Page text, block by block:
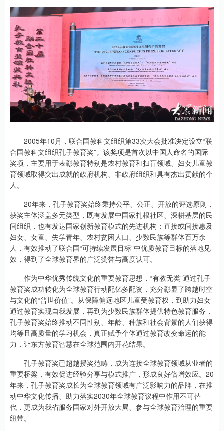
2005年10月，联合国教科文组织第33次大会批准决定设立“联
合国教科文组织孔子教育奖”。该奖项是首次以中国人命名的国际
奖项，主要用于表彰教育特别是农村教育和扫盲领域、妇女儿童教
育领域取得突出成就的政府机构、非政府组织和具有杰出贡献的个
人。
20年来，孔子教育奖始终秉持公平、公正、开放的评选原则，
获奖主体涵盖多元类型，既有发展中国家扎根社区、深耕基层的民
间组织，也有发达国家创新教育模式的先进机构；直接或间接惠及
妇女、女童、失学青年、农村贫困人口、少数民族等群体百万余
人，有效推动了联合国“可持续发展目标”中优质教育目标的落地见
效，得到了全球教育界的广泛赞誉与高度认可。
作为中华优秀传统文化的重要教育思想，“有教无类”通过孔子
教育奖成功转化为全球教育行动配亿多配资，充分彰显了跨越时空
与文化的“普世价值”。从保障偏远地区儿童受教育权，到助力妇女
通过教育实现自我发展，再到为少数民族群体提供特色教育服务，
孔子教育奖始终推动不同性别、年龄、种族和社会背景的人们获得
均等且高质量的学习机会，真正赋予个体通过教育改变命运的能
力，让东方教育智慧在全球范围内开花结果。
孔子教育奖已超越授奖范畴，成为连接全球教育领域从业者的
重要桥梁，有效促进经验分享与模式推广，形成良好倍增效应。20
年来，孔子教育奖成长为全球教育领域有广泛影响力的品牌，在推
动中华文化传播、助力落实2030年全球教育议程中作用不可替
代，更成为我省服务国家对外开放大局、参与全球教育治理的重要
纽带。